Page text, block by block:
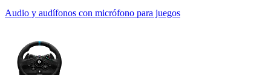
Audio y audífonos con micrófono para juegos